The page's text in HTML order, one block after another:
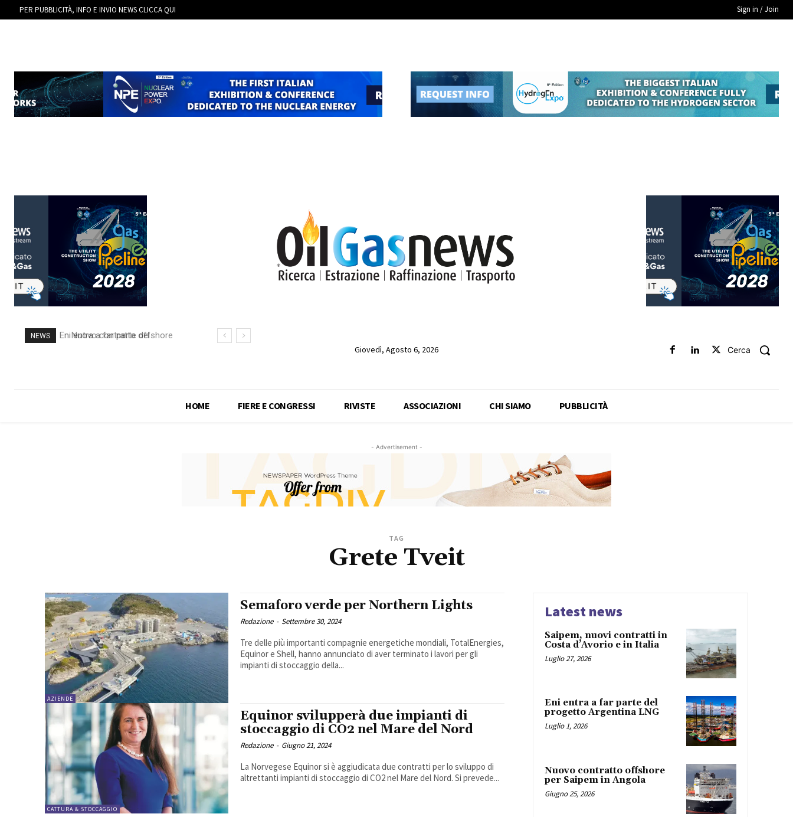
PER PUBBLICITÀ, INFO E INVIO NEWS CLICCA QUI Sign in / Join
NEWS
Nuovo contratto offshore
Giovedì, Agosto 6, 2026 Cerca
HOME FIERE E CONGRESSI RIVISTE ASSOCIAZIONI CHI SIAMO PUBBLICITÀ
- Advertisement -
TAG
Grete Tveit
AZIENDE
Semaforo verde per Northern Lights
Redazione - Settembre 30, 2024
Tre delle più importanti compagnie energetiche mondiali, TotalEnergies,
Equinor e Shell, hanno annunciato di aver terminato i lavori per gli
impianti di stoccaggio della...
CATTURA & STOCCAGGIO
Equinor svilupperà due impianti di
stoccaggio di CO2 nel Mare del Nord
Redazione - Giugno 21, 2024
La Norvegese Equinor si è aggiudicata due contratti per lo sviluppo di
altrettanti impianti di stoccaggio di CO2 nel Mare del Nord. Si prevede...
Latest news
Saipem, nuovi contratti in
Costa d’Avorio e in Italia
Luglio 27, 2026
Eni entra a far parte del
progetto Argentina LNG
Luglio 1, 2026
Nuovo contratto offshore
per Saipem in Angola
Giugno 25, 2026